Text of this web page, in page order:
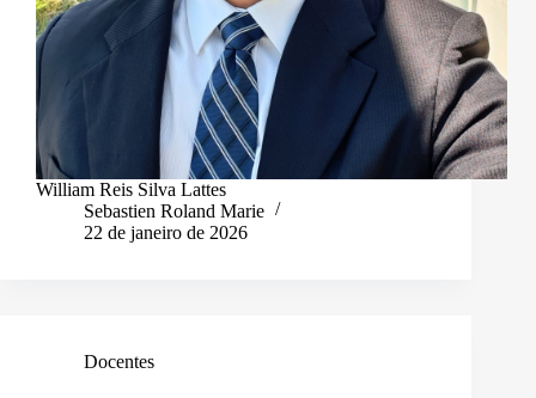
William Reis Silva Lattes
Sebastien Roland Marie
22 de janeiro de 2026
Docentes